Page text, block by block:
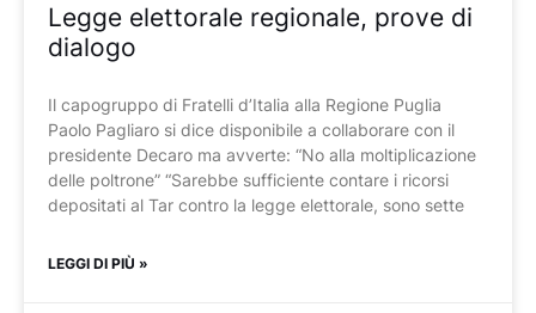
Legge elettorale regionale, prove di
dialogo
Il capogruppo di Fratelli d’Italia alla Regione Puglia
Paolo Pagliaro si dice disponibile a collaborare con il
presidente Decaro ma avverte: “No alla moltiplicazione
delle poltrone” “Sarebbe sufficiente contare i ricorsi
depositati al Tar contro la legge elettorale, sono sette
LEGGI DI PIÙ »